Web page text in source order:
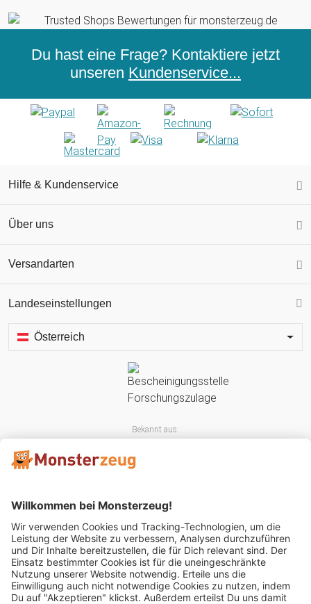
Du hast eine Frage? Kontaktiere jetzt
unseren Kundenservice...
Hilfe & Kundenservice
Über uns
Versandarten
Landeseinstellungen
Österreich
Bekannt aus:
Mitglied im: